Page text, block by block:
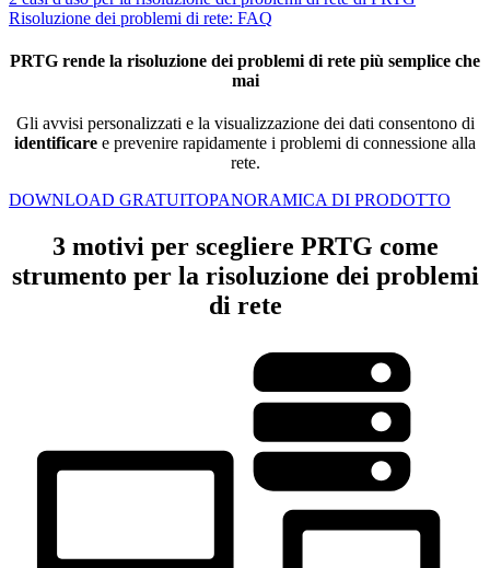
Risoluzione dei problemi di rete: FAQ
PRTG rende la risoluzione dei problemi di rete più semplice che
mai
Gli avvisi personalizzati e la visualizzazione dei dati consentono di
identificare e prevenire rapidamente i problemi di connessione alla
rete.
DOWNLOAD GRATUITOPANORAMICA DI PRODOTTO
3 motivi per scegliere PRTG come
strumento per la risoluzione dei problemi
di rete